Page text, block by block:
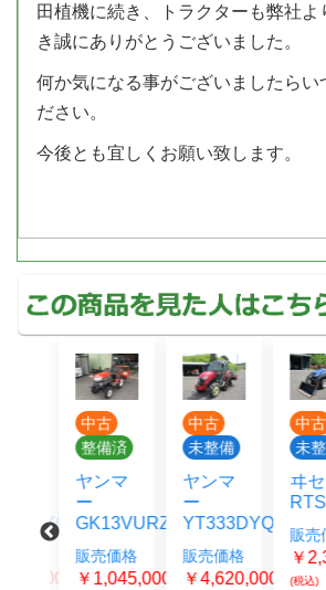
田植機に続き、トラクターも弊社よ
き誠にありがとうございました。
何か気になる事がございましたらい
ださい。
今後とも宜しくお願い致します。
中古
整備済
ヤンマ
ー
GK13VURZ110S
販売価格
￥1,045,000-
中古
未整備
ヤンマ
ー
YT333DYQHEB9
販売価格
￥4,620,000-
中古
未整
ヰ
販売
￥
(税込)